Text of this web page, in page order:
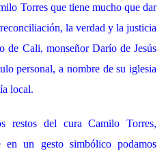
Torres que tiene mucho que dar
la verdad y la justicia
de Cali, monseñor Darío de Jesús
personal, a nombre de su iglesia
local.
restos del cura Camilo Torres,
un gesto simbólico podamos